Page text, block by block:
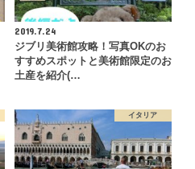
2019.7.24
ジブリ美術館攻略！写真OKのお
すすめスポットと美術館限定のお
土産を紹介(…
イタリア